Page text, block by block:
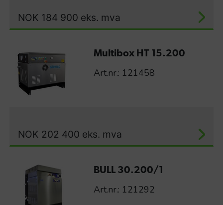
NOK 184 900 eks. mva
Multibox HT 15.200
Art.nr.: 121458
NOK 202 400 eks. mva
BULL 30.200/1
Art.nr.: 121292